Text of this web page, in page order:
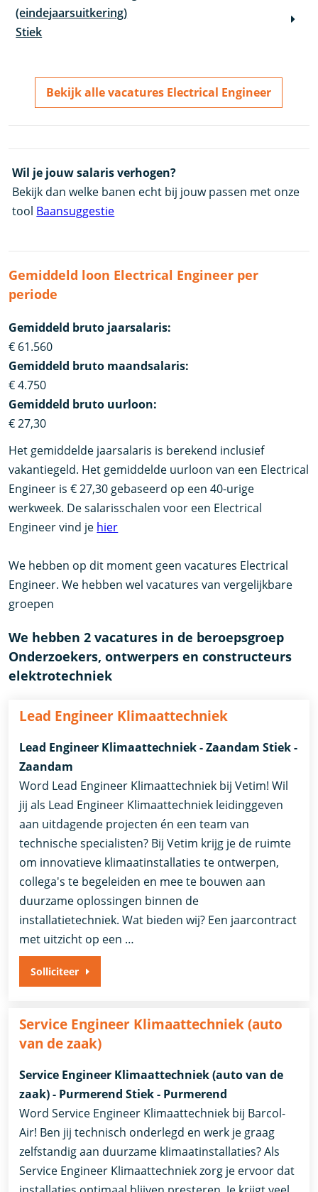
(eindejaarsuitkering)
Stiek
Bekijk alle vacatures Electrical Engineer
Wil je jouw salaris verhogen?
Bekijk dan welke banen echt bij jouw passen met onze
tool Baansuggestie
Gemiddeld loon Electrical Engineer per
periode
Gemiddeld bruto jaarsalaris:
€ 61.560
Gemiddeld bruto maandsalaris:
€ 4.750
Gemiddeld bruto uurloon:
€ 27,30
Het gemiddelde jaarsalaris is berekend inclusief
vakantiegeld. Het gemiddelde uurloon van een Electrical
Engineer is € 27,30 gebaseerd op een 40-urige
werkweek. De salarisschalen voor een Electrical
Engineer vind je hier
We hebben op dit moment geen vacatures Electrical
Engineer. We hebben wel vacatures van vergelijkbare
groepen
We hebben 2 vacatures in de beroepsgroep
Onderzoekers, ontwerpers en constructeurs
elektrotechniek
Lead Engineer Klimaattechniek
Lead Engineer Klimaattechniek - Zaandam Stiek -
Zaandam
Word Lead Engineer Klimaattechniek bij Vetim! Wil
jij als Lead Engineer Klimaattechniek leidinggeven
aan uitdagende projecten én een team van
technische specialisten? Bij Vetim krijg je de ruimte
om innovatieve klimaatinstallaties te ontwerpen,
collega's te begeleiden en mee te bouwen aan
duurzame oplossingen binnen de
installatietechniek. Wat bieden wij? Een jaarcontract
met uitzicht op een …
Solliciteer
Service Engineer Klimaattechniek (auto
van de zaak)
Service Engineer Klimaattechniek (auto van de
zaak) - Purmerend Stiek - Purmerend
Word Service Engineer Klimaattechniek bij Barcol-
Air! Ben jij technisch onderlegd en werk je graag
zelfstandig aan duurzame klimaatinstallaties? Als
Service Engineer Klimaattechniek zorg je ervoor dat